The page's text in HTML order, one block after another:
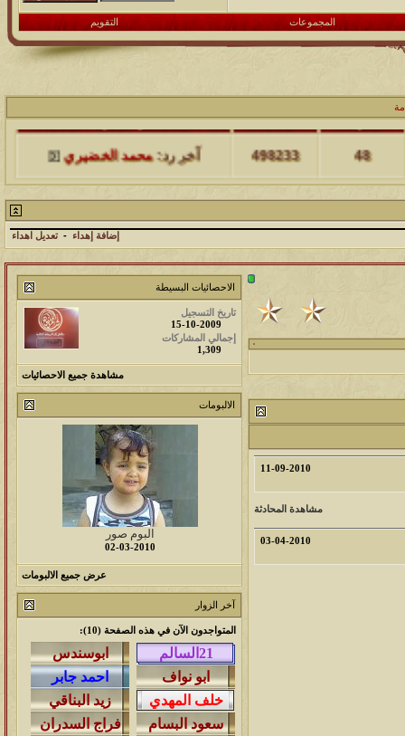
المجموعات التقويم
مشاركات المشاهدات آخر مشاركة
48
498233 آخر رد:محمد الخضيري
مشاركات المشاهدات آخر مشاركة
17
231717 آخر رد:محمد الخضيري
مشاركات المشاهدات
آخر مشاركة
آخر رد:
آخر رد:محمد الخضيري
مشاركات المشاهدات
آخر مشاركة
24
212761 آخر رد:محمد الخضيري
المشاهدات
آخر مشاركة
1417
1460248 آخر رد:محمد الخضيري
مشاركات المشاهدات
آخر مشاركة
آخر رد:احمد جابر
آخر مشاركة
آخر رد:خلف المهدي
آخر مشاركة
آخر رد:ابن صلفيق
آخر مشاركة
إضافة إهداء - تعديل اهداء
11-09-2010
مشاهدة المحادثة
03-04-2010
الاحصائيات البسيطة
تاريخ التسجيل
15-10-2009
إجمالي المشاركات
1,309
مشاهدة جميع الاحصائيات
الالبومات
البوم صور
02-03-2010
عرض جميع الالبومات
آخر الزوار
المتواجدون الآن في هذه الصفحة (10):